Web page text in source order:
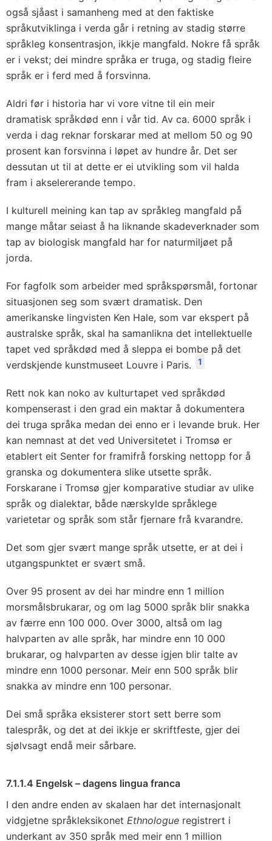
også sjåast i samanheng med at den faktiske
språkutviklinga i verda går i retning av stadig større
språkleg konsentrasjon, ikkje mangfald. Nokre få språk
er i vekst; dei mindre språka er truga, og stadig fleire
språk er i ferd med å forsvinna.
Aldri før i historia har vi vore vitne til ein meir
dramatisk språkdød enn i vår tid. Av ca. 6000 språk i
verda i dag reknar forskarar med at mellom 50 og 90
prosent kan forsvinna i løpet av hundre år. Det ser
dessutan ut til at dette er ei utvikling som vil halda
fram i akselererande tempo.
I kulturell meining kan tap av språkleg mangfald på
mange måtar seiast å ha liknande skadeverknader som
tap av biologisk mangfald har for naturmiljøet på
jorda.
For fagfolk som arbeider med språkspørsmål, fortonar
situasjonen seg som svært dramatisk. Den
amerikanske lingvisten Ken Hale, som var ekspert på
australske språk, skal ha samanlikna det intellektuelle
tapet ved språkdød med å sleppa ei bombe på det
verdskjende kunstmuseet Louvre i Paris.
1
Rett nok kan noko av kulturtapet ved språkdød
kompenserast i den grad ein maktar å dokumentera
dei truga språka medan dei enno er i levande bruk. Her
kan nemnast at det ved Universitetet i Tromsø er
etablert eit Senter for framifrå forsking nettopp for å
granska og dokumentera slike utsette språk.
Forskarane i Tromsø gjer komparative studiar av ulike
språk og dialektar, både nærskylde språklege
varietetar og språk som står fjernare frå kvarandre.
Det som gjer svært mange språk utsette, er at dei i
utgangspunktet er svært små.
Over 95 prosent av dei har mindre enn 1 million
morsmålsbrukarar, og om lag 5000 språk blir snakka
av færre enn 100 000. Over 3000, altså om lag
halvparten av alle språk, har mindre enn 10 000
brukarar, og halvparten av desse igjen blir talte av
mindre enn 1000 personar. Meir enn 500 språk blir
snakka av mindre enn 100 personar.
Dei små språka eksisterer stort sett berre som
talespråk, og det at dei ikkje er skriftfeste, gjer dei
sjølvsagt endå meir sårbare.
7.1.1.4 Engelsk – dagens lingua franca
I den andre enden av skalaen har det internasjonalt
vidgjetne språkleksikonet Ethnologue registrert i
underkant av 350 språk med meir enn 1 million